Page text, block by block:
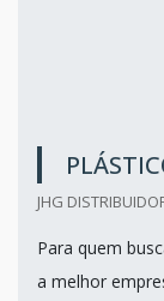
JHG
Para quem
a melhor